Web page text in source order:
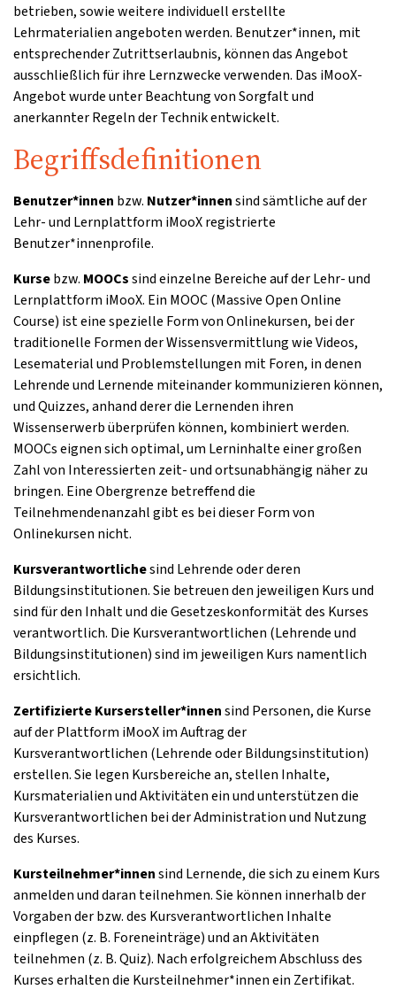
betrieben, sowie weitere individuell erstellte
Lehrmaterialien angeboten werden. Benutzer*innen, mit
entsprechender Zutrittserlaubnis, können das Angebot
ausschließlich für ihre Lernzwecke verwenden. Das iMooX-
Angebot wurde unter Beachtung von Sorgfalt und
anerkannter Regeln der Technik entwickelt.
Begriffsdefinitionen
Benutzer*innen bzw. Nutzer*innensind sämtliche auf der
Lehr- und Lernplattform iMooX registrierte
Benutzer*innenprofile.
Kursebzw. MOOCssind einzelne Bereiche auf der Lehr- und
Lernplattform iMooX. Ein MOOC (Massive Open Online
Course) ist eine spezielle Form von Onlinekursen, bei der
traditionelle Formen der Wissensvermittlung wie Videos,
Lesematerial und Problemstellungen mit Foren, in denen
Lehrende und Lernende miteinander kommunizieren können,
und Quizzes, anhand derer die Lernenden ihren
Wissenserwerb überprüfen können, kombiniert werden.
MOOCs eignen sich optimal, um Lerninhalte einer großen
Zahl von Interessierten zeit- und ortsunabhängig näher zu
bringen. Eine Obergrenze betreffend die
Teilnehmendenanzahl gibt es bei dieser Form von
Onlinekursen nicht.
Kursverantwortlichesind Lehrende oder deren
Bildungsinstitutionen. Sie betreuen den jeweiligen Kurs und
sind für den Inhalt und die Gesetzeskonformität des Kurses
verantwortlich. Die Kursverantwortlichen (Lehrende und
Bildungsinstitutionen) sind im jeweiligen Kurs namentlich
ersichtlich.
Zertifizierte Kursersteller*innensind Personen, die Kurse
auf der Plattform iMooX im Auftrag der
Kursverantwortlichen (Lehrende oder Bildungsinstitution)
erstellen. Sie legen Kursbereiche an, stellen Inhalte,
Kursmaterialien und Aktivitäten ein und unterstützen die
Kursverantwortlichen bei der Administration und Nutzung
des Kurses.
Kursteilnehmer*innensind Lernende, die sich zu einem Kurs
anmelden und daran teilnehmen. Sie können innerhalb der
Vorgaben der bzw. des Kursverantwortlichen Inhalte
einpflegen (z. B. Foreneinträge) und an Aktivitäten
teilnehmen (z. B. Quiz). Nach erfolgreichem Abschluss des
Kurses erhalten die Kursteilnehmer*innen ein Zertifikat.